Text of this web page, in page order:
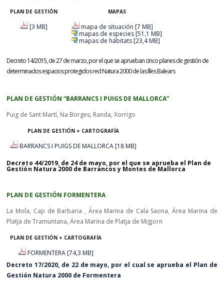
PLAN DE GESTIÓN MAPAS
[3 MB]
mapa de situación [7 MB]
mapas de especies [51,1 MB]
mapas de hábitats [23,4 MB]
Decreto 14/2015, de 27 de marzo, por el que se aprueban cinco planes de gestión de
determinados espacios protegidos red Natura 2000 de las Illes Balears
PLAN DE GESTIÓN “BARRANCS I PUIGS DE MALLORCA”
Puig de Sant Martí, Na Borges, Randa, Xorrigo
PLAN DE GESTIÓN + CARTOGRAFÍA
BARRANCS I PUIGS DE MALLORCA [18 MB]
Decreto 44/2019, de 24 de mayo, por el que se aprueba el Plan de
Gestión Natura 2000 de Barrancos y Montes de Mallorca
PLAN DE GESTIÓN FORMENTERA
La Mola, Cap de Barbaria , Área Marina de Cala Saona, Área Marina de
Platja de Tramuntana, Área Marina de Platja de Migjorn
PLAN DE GESTIÓN + CARTOGRAFÍA
FORMENTERA [74,3 MB]
Decreto 17/2020, de 22 de mayo, por el cual se aprueba el Plan de
Gestión Natura 2000 de Formentera